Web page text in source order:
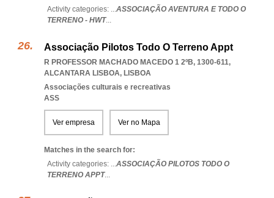
Activity categories: ...ASSOCIAÇÃO AVENTURA E TODO O
TERRENO - HWT...
Associação Pilotos Todo O Terreno Appt
R PROFESSOR MACHADO MACEDO 1 2ºB, 1300-611,
ALCANTARA LISBOA, LISBOA
Associações culturais e recreativas
ASS
Ver empresa Ver no Mapa
Matches in the search for:
Activity categories: ...ASSOCIAÇÃO PILOTOS TODO O
TERRENO APPT...